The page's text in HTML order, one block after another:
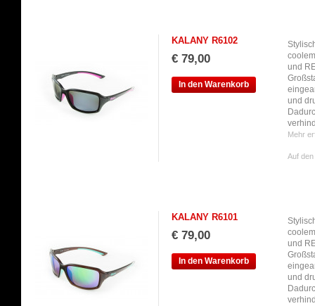
KALANY R6102
€ 79,00
In den Warenkorb
und
und
Mehr
Auf
KALANY R6101
€ 79,00
In den Warenkorb
und
und